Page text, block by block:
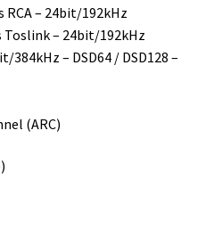
RCA – 24bit/192kHz
Toslink – 24bit/192kHz
384kHz – DSD64 / DSD128 –
(ARC)